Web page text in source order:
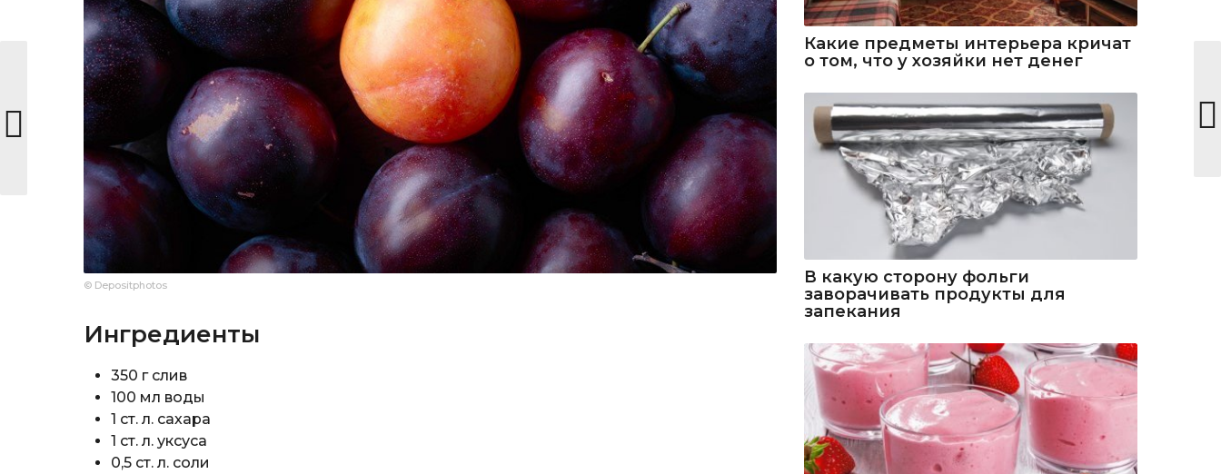
© Depositphotos
Ингредиенты
350 г слив
100 мл воды
1 ст. л. сахара
1 ст. л. уксуса
0,5 ст. л. соли
Какие предметы интерьера кричат
о том, что у хозяйки нет денег
В какую сторону фольги
заворачивать продукты для
запекания